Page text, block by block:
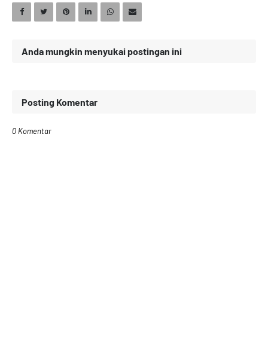
Anda mungkin menyukai postingan ini
Posting Komentar
0 Komentar